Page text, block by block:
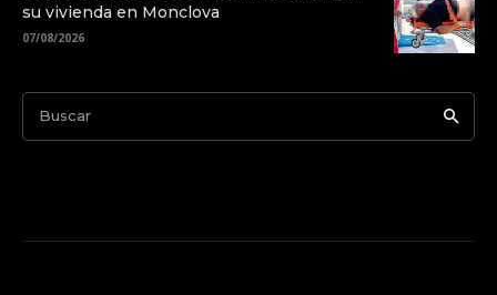
su vivienda en Monclova
07/08/2026
Buscar